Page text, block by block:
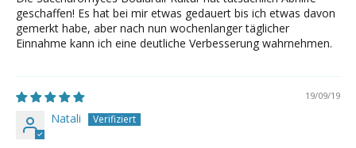
geschaffen! Es hat bei mir etwas gedauert bis ich etwas davon
gemerkt habe, aber nach nun wochenlanger täglicher
Einnahme kann ich eine deutliche Verbesserung wahrnehmen.
19/09/19
Natali